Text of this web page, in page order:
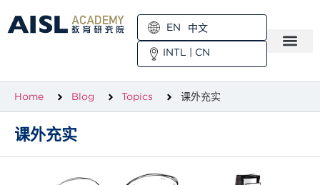
EN
中文
INTL | CN
Home Blog Topics 课外充实
课外充实